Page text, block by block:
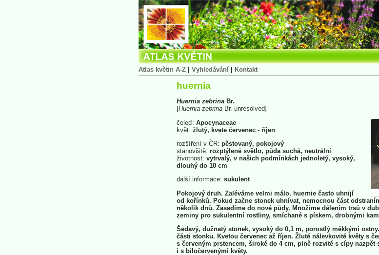
Atlas květin A-Z Vyhledávání Kontakt
huernia
Huernia zebrina Br.
[Huernia zebrina Br.-unresolved]
čeleď: Apocynaceae
květ: žlutý, kvete červenec - říjen
rozšíření v ČR: pěstovaný, pokojový
stanoviště: rozptýlené světlo, půda suchá, neutrální
životnost: vytrvalý, v našich podmínkách jednoletý, vysoký,
dlouhý do 10 cm
další informace: sukulent
Pokojový druh. Zaléváme velmi málo, huernie často uhnijí
od kořínků. Pokud začne stonek uhnívat, nemocnou část
několik dnů. Zasadíme do nové půdy. Množíme dělením trsů v
zeminy pro sukulentní rostliny, smíchané s pískem, drobnými
Šedavý, dužnatý stonek, vysoký do 0,1 m, porostlý měkkými
části stonku. Kvetou červenec až říjen. Žluté nálevkovité květy s
s červeným prstencem, široké do 4 cm, plně rozvité s cípy nazpět
i s bíločervenými květy.